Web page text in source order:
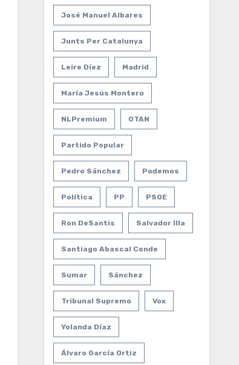
José Manuel Albares
Junts Per Catalunya
Leire Díez Madrid
María Jesús Montero
NLPremium OTAN
Partido Popular
Pedro Sánchez Podemos
Política PP PSOE
Ron DeSantis Salvador Illa
Santiago Abascal Conde
Sumar Sánchez
Tribunal Supremo Vox
Yolanda Díaz
Álvaro García Ortiz